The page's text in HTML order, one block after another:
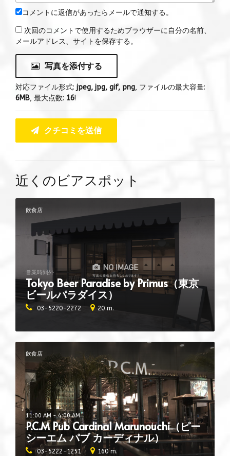
コメントに返信があったらメールで通知する。
次回のコメントで使用するためブラウザーに自分の名前、
メールアドレス、サイトを保存する。
写真を添付する
対応ファイル形式: jpeg, jpg, gif, png, ファイルの最大容量:
6MB, 最大点数: 16!
クチコミを送信
近くのビアスポット
飲食店
Tokyo Beer Paradise by Primus（東京
ビールパラダイス）
営業時間外
03-5220-2272 20 m.
飲食店
P.C.M Pub Cardinal Marunouchi（ピー
シーエム パブ カーディナル）
11:00 AM - 4:00 AM
03-5222-1251 160 m.